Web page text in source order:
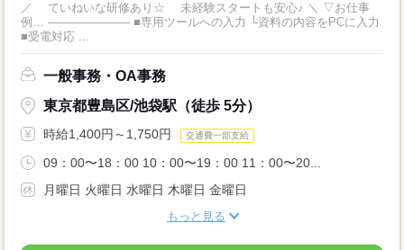
／ ていねいな研修あり☆ 未経験スタートも安心♪ ＼ ▽お仕事
例… ――――――― ■専用ツールへの入力 └資料の内容をPCに入力
■受電対応 ...
一般事務・OA事務
東京都豊島区/池袋駅（徒歩 5分）
時給1,400円～1,750円 交通費一部支給
09：00〜18：00 10：00〜19：00 11：00〜20...
月曜日 火曜日 水曜日 木曜日 金曜日
もっと見る